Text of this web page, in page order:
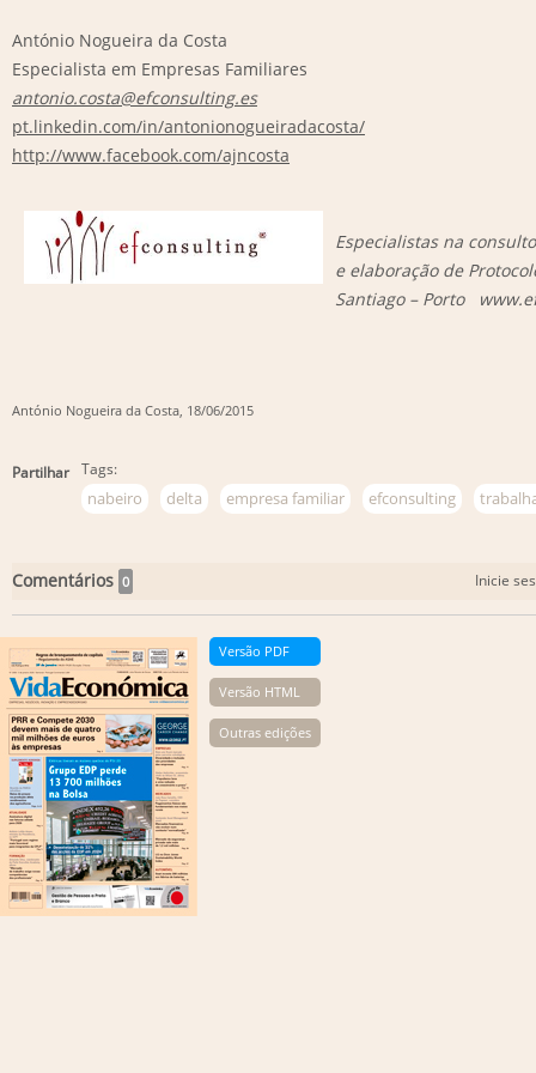
António Nogueira da Costa
Especialista em Empresas Familiares
antonio.costa@efconsulting.es
pt.linkedin.com/in/antonionogueiradacosta/
http://www.facebook.com/ajncosta
Especialistas na
e elaboração de
Santiago – Porto
António Nogueira da Costa, 18/06/2015
Partilhar Tags:
nabeiro delta empresa familiar efconsulting
Comentários 0 Inicie
Versão PDF
Versão HTML
Outras edições